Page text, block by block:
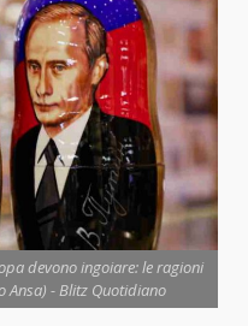
devono ingoiare: le ragioni
Ansa) - Blitz Quotidiano